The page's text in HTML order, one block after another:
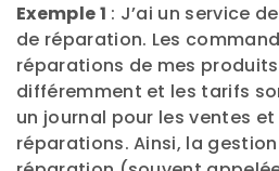
Exemple 1 : J’ai un service
de réparation. Les
réparations de mes
différemment et les tarifs
un journal pour les ventes
réparations. Ainsi, la